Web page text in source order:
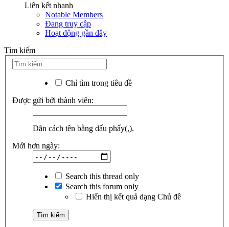
Liên kết nhanh
Notable Members
Đang truy cập
Hoạt động gần đây
Tìm kiếm
Chỉ tìm trong tiêu đề
Được gửi bởi thành viên:
Dãn cách tên bằng dấu phẩy(,).
Mới hơn ngày:
Search this thread only
Search this forum only
Hiển thị kết quả dạng Chủ đề